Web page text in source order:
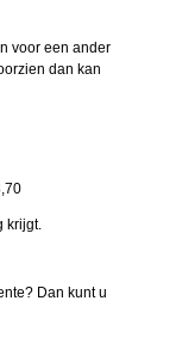
voor een ander
dan kan
krijgt.
Dan kunt u